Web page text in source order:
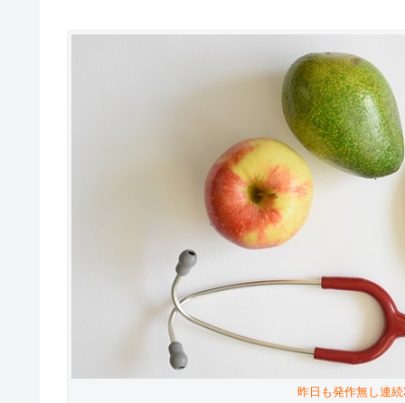
昨日も発作無し連